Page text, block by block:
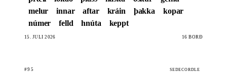
melur
innar aftar kráin þakka
kopar
númer
felld hnúta keppt
15. JÚLÍ 2026 16 BORÐ
#95 SEDECORDLE